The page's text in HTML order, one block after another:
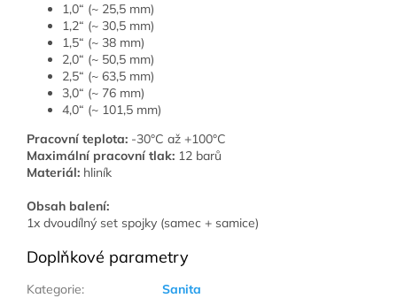
1,0“ (~ 25,5 mm)
1,2“ (~ 30,5 mm)
1,5“ (~ 38 mm)
2,0“ (~ 50,5 mm)
2,5“ (~ 63,5 mm)
3,0“ (~ 76 mm)
4,0“ (~ 101,5 mm)
Pracovní teplota: -30°C až +100°C
Maximální pracovní tlak: 12 barů
Materiál: hliník
Obsah balení:
1x dvoudílný set spojky (samec + samice)
Doplňkové parametry
Kategorie: Sanita